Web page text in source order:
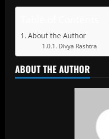
About the Author
Divya Rashtra
ABOUT THE AUTHOR